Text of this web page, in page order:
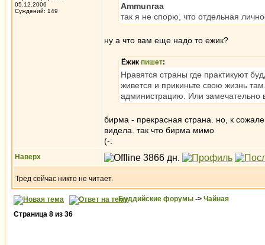
05.12.2006
Суждений: 149
Ammunraa
так я не спорю, что отдельная
ну а что вам еще надо то ежик?
Ёжик пишет:
Нравятся страны где практикуют
живется и прикиньте свою жизнь
администрацию. Или замечательно
бирма - прекрасная страна. но, к
видела. так что бирма мимо
(-:
Наверх
Тред сейчас никто не читает.
Буддийские форумы -> Чайная
Страница 8 из 36